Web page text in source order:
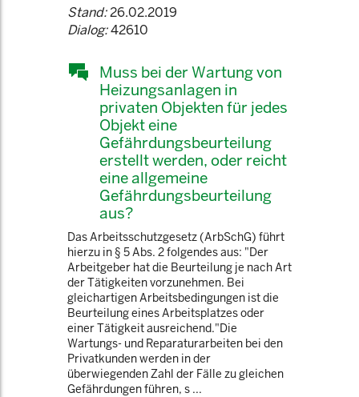
Stand:26.02.2019
Dialog:42610
Muss bei der Wartung von
Heizungsanlagen in
privaten Objekten für jedes
Objekt eine
Gefährdungsbeurteilung
erstellt werden, oder reicht
eine allgemeine
Gefährdungsbeurteilung
aus?
Das Arbeitsschutzgesetz (ArbSchG) führt
hierzu in § 5 Abs. 2 folgendes aus: "Der
Arbeitgeber hat die Beurteilung je nach Art
der Tätigkeiten vorzunehmen. Bei
gleichartigen Arbeitsbedingungen ist die
Beurteilung eines Arbeitsplatzes oder
einer Tätigkeit ausreichend."Die
Wartungs- und Reparaturarbeiten bei den
Privatkunden werden in der
überwiegenden Zahl der Fälle zu gleichen
Gefährdungen führen, s ...